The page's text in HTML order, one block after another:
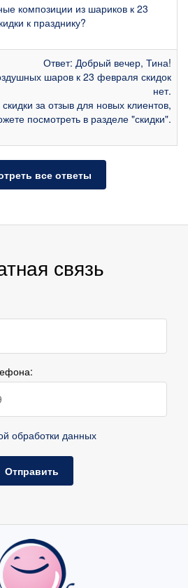
композиции из шариков к 23
к празднику?
Ответ: Добрый вечер, Тина!
шаров к 23 февраля скидок
нет.
за отзыв для новых клиентов,
посмотреть в разделе "скидки".
все ответы
связь
обработки данных
Отправить